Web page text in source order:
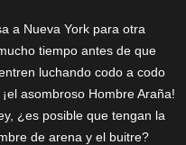
a Nueva York para otra
tiempo antes de que
luchando codo a codo
asombroso Hombre Araña!
¿es posible que tengan la
de arena y el buitre?